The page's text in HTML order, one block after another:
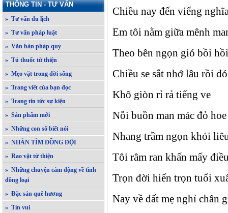
THÔNG TIN - TƯ VẤN
» Tư vấn du lịch
» Tư vấn pháp luật
» Văn bản pháp quy
» Tủ thuốc từ thiện
» Mẹo vặt trong đời sống
» Trang viết của bạn đọc
» Trang tin tức sự kiện
» Sản phẩm mới
» Những con số biết nói
» NHẮN TÌM ĐỒNG ĐỘI
» Rao vặt từ thiện
» Những chuyện cảm động về tình
đồng loại
» Đặc sản quê hương
» Tin vui
Chiều nay đến viếng
Em tôi nằm giữa mênh
Theo bên ngọn gió bồi hồi
Chiều se sắt nhớ lâu rồi
Khô giòn rỉ rả tiếng ve
Nỗi buồn man mác đỏ
Nhang trầm ngọn khói
Tôi râm ran khấn mấy
Trọn đời hiến trọn tuổi
Nay về đất mẹ nghỉ chân